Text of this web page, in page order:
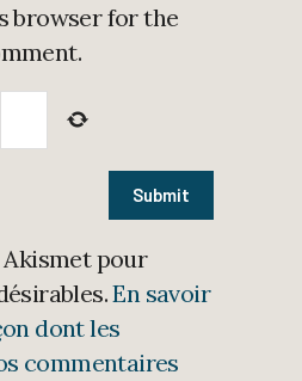
browser for the
pour
En savoir
dont les
commentaires